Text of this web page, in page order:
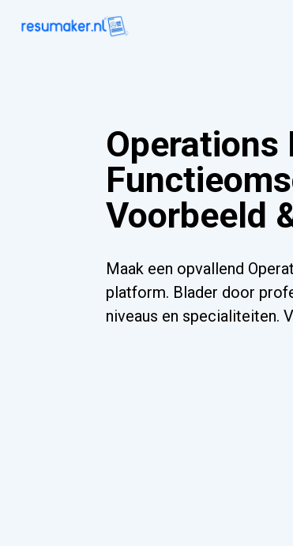
Operations
Voorbeeld
Maak een opvallend
platform. Blader door
niveaus en specialiteiten.